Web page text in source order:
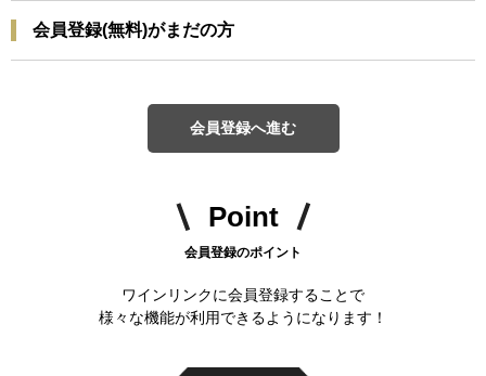
会員登録(無料)がまだの方
会員登録へ進む
Point
会員登録のポイント
ワインリンクに会員登録することで
様々な機能が利用できるようになります！